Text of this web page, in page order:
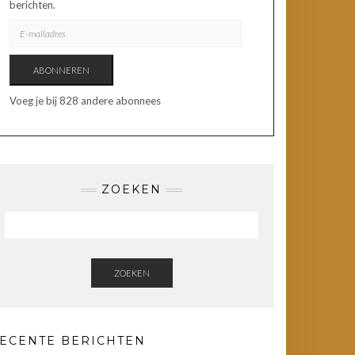
berichten.
MAILADRES
ABONNEREN
Voeg je bij 828 andere abonnees
ZOEKEN
ZOEKEN
BERICHTEN